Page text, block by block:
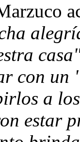
con
a
estar